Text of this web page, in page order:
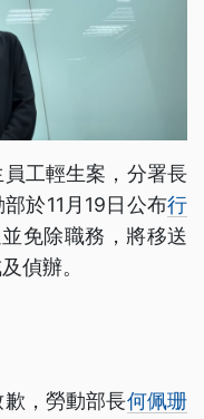
工輕生案，分署長
於11月19日公布行
免除職務，將移送
偵辦。
，勞動部長何佩珊